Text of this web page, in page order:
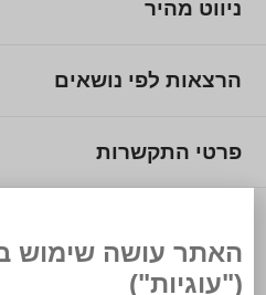
ניווט מהיר
הרצאות לפי נושאים
פרטי התקשרות
("עוגיות")